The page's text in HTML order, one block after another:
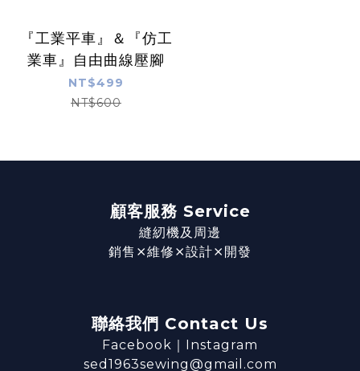
『工業平車』＆『仿工
業車』自由曲線壓腳
NT$499
NT$600
顧客服務 Service
縫紉機及周邊
銷售⨯維修⨯設計⨯開發
聯絡我們 Contact Us
Facebook
Instagram
sed1963sewing@gmail.com